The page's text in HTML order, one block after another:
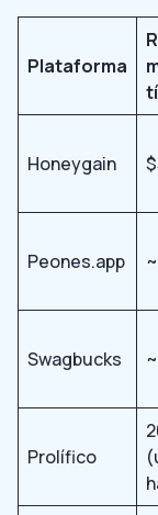
Plataforma
Honeygain
Peones.app
Swagbucks
Prolífico